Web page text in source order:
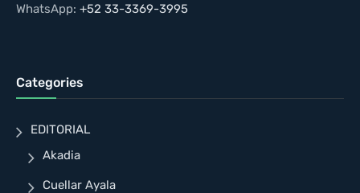
WhatsApp: +52 33-3369-3995
Categories
EDITORIAL
Akadia
Cuellar Ayala